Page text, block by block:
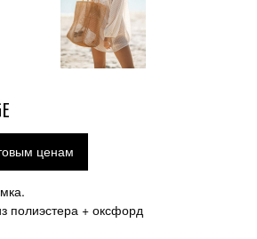
ценам
полиэстера + оксфорд